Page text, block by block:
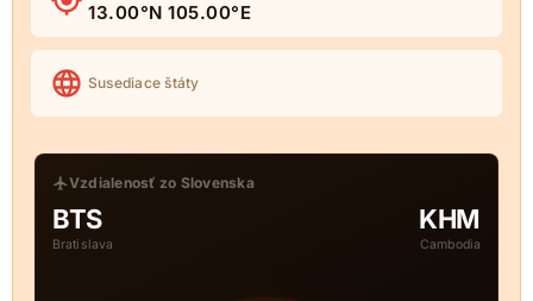
13.00°N 105.00°E
Susediace štáty
Vzdialenosť zo Slovenska
BTS
Bratislava
KHM
Cambodia